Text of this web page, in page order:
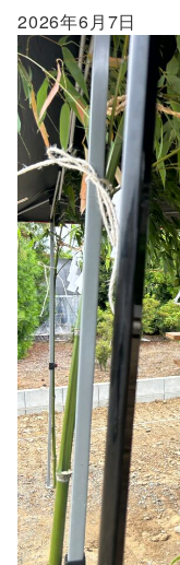
2026年6月7日